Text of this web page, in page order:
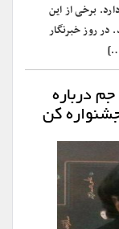
برخی از این
در روز خبرنگار
جم درباره
کن